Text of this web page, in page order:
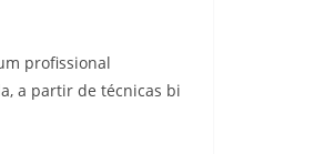
profissional
a partir de técnicas bi